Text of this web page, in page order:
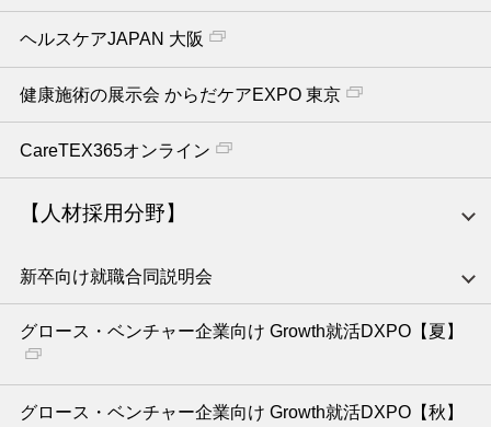
ヘルスケアJAPAN 大阪
健康施術の展示会 からだケアEXPO 東京
CareTEX365オンライン
【人材採用分野】
新卒向け就職合同説明会
グロース・ベンチャー企業向け Growth就活DXPO【夏】
グロース・ベンチャー企業向け Growth就活DXPO【秋】